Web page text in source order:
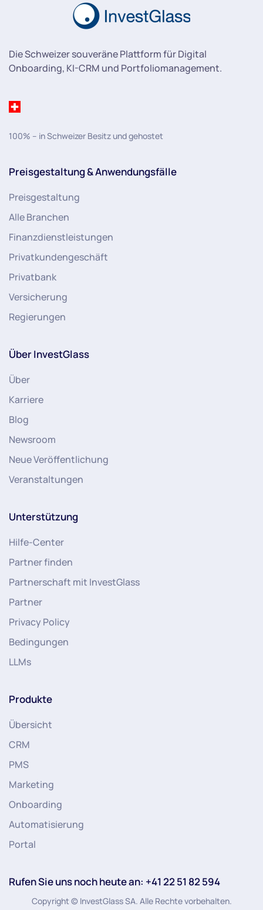
Die Schweizer souveräne Plattform für Digital
Onboarding, KI-CRM und Portfoliomanagement.
100% – in Schweizer Besitz und gehostet
Preisgestaltung & Anwendungsfälle
Preisgestaltung
Alle Branchen
Finanzdienstleistungen
Privatkundengeschäft
Privatbank
Versicherung
Regierungen
Über InvestGlass
Über
Karriere
Blog
Newsroom
Neue Veröffentlichung
Veranstaltungen
Unterstützung
Hilfe-Center
Partner finden
Partnerschaft mit InvestGlass
Partner
Privacy Policy
Bedingungen
LLMs
Produkte
Übersicht
CRM
PMS
Marketing
Onboarding
Automatisierung
Portal
Rufen Sie uns noch heute an: +41 22 51 82 594
Copyright © InvestGlass SA. Alle Rechte vorbehalten.